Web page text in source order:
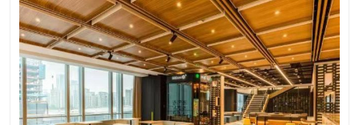
前海 深圳湾科技生态园
福田中心区写字楼租赁 宝安中心区
深圳宝安 福田车公庙